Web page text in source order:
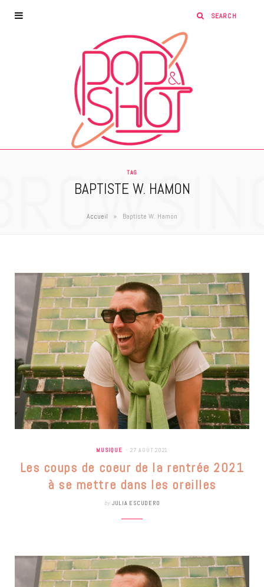
TAG
BAPTISTE W. HAMON
Accueil » Baptiste W. Hamon
MUSIQUE 27 AOÛT 2021
Les coups de coeur de la rentrée 2021
à se mettre dans les oreilles
by JULIA ESCUDERO